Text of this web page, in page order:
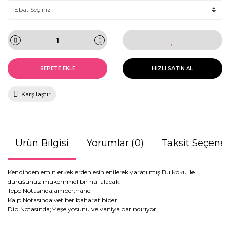
SEPETE EKLE HIZLI SATIN AL
Karşılaştır
Ürün Bilgisi Yorumlar (0) Taksit
Kendinden emin erkeklerden esinlenilerek yaratılmış.Bu koku ile
duruşunuz mükemmel bir hal alacak.
Tepe Notasında;amber,nane
Kalp Notasında;vetiber,baharat,biber
Dip Notasında;Meşe yosunu ve vaniya barındırıyor.